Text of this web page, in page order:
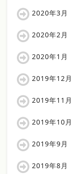
2020年3月
2020年2月
2020年1月
2019年12月
2019年11月
2019年10月
2019年9月
2019年8月